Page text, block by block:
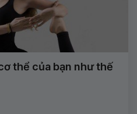
thể của bạn như thế